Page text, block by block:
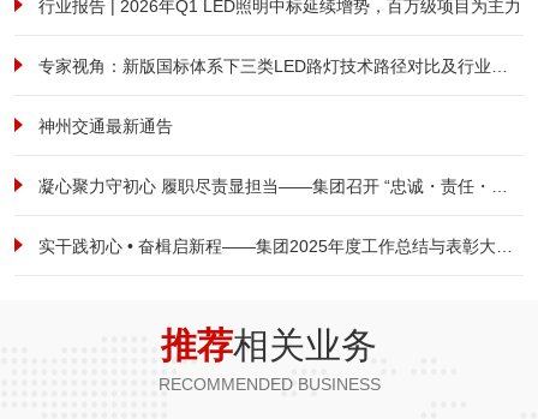
行业报告 | 2026年Q1 LED照明中标延续增势，百万级项目为主力
神州交通最新通告
推荐相关业务
RECOMMENDED BUSINESS